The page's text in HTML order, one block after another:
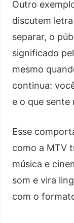
Outro
discutem
separar, o
significado
mesmo
continua:
e o que sente
Esse
como a MTV
música e
som e vira
com o